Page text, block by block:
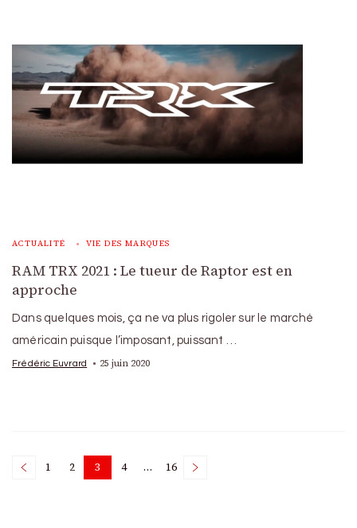
ACTUALITÉ VIE DES MARQUES
RAM TRX 2021 : Le tueur de Raptor est en
approche
Dans quelques mois, ça ne va plus rigoler sur le marché
américain puisque l’imposant, puissant …
Frédéric Euvrard 25 juin 2020
Posts
Page
1 Page
2 Page
3 Page
4 … Page
16